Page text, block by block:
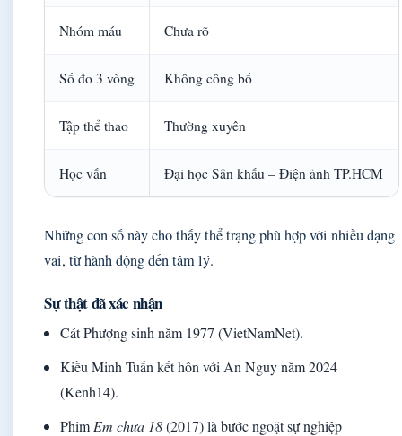
Nhóm máu Chưa rõ
Số đo 3 vòng Không công bố
Tập thể thao Thường xuyên
Học vấn Đại học Sân khấu – Điện ảnh TP.HCM
Những con số này cho thấy thể trạng phù hợp với nhiều dạng
vai, từ hành động đến tâm lý.
Sự thật đã xác nhận
Cát Phượng sinh năm 1977 (VietNamNet).
Kiều Minh Tuấn kết hôn với An Nguy năm 2024
(Kenh14).
Phim Em chưa 18(2017) là bước ngoặt sự nghiệp